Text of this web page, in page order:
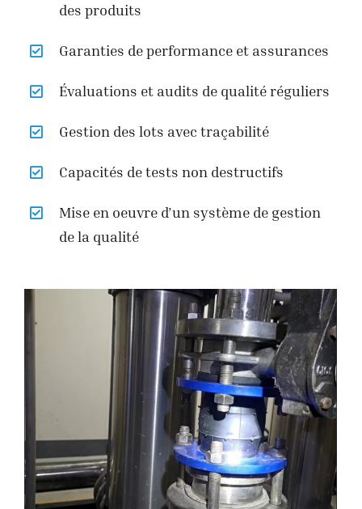
des produits
Garanties de performance et assurances
Évaluations et audits de qualité réguliers
Gestion des lots avec traçabilité
Capacités de tests non destructifs
Mise en oeuvre d’un système de gestion
de la qualité